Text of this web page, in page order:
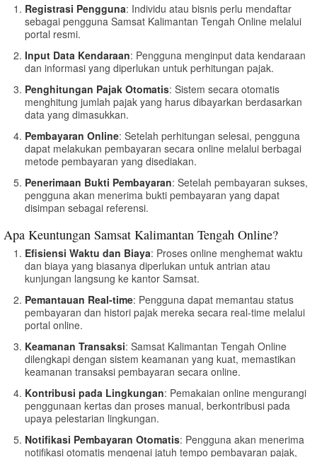
Registrasi Pengguna: Individu atau bisnis perlu mendaftar
sebagai pengguna Samsat Kalimantan Tengah Online melalui
portal resmi.
Input Data Kendaraan: Pengguna menginput data kendaraan
dan informasi yang diperlukan untuk perhitungan pajak.
Penghitungan Pajak Otomatis: Sistem secara otomatis
menghitung jumlah pajak yang harus dibayarkan berdasarkan
data yang dimasukkan.
Pembayaran Online: Setelah perhitungan selesai, pengguna
dapat melakukan pembayaran secara online melalui berbagai
metode pembayaran yang disediakan.
Penerimaan Bukti Pembayaran: Setelah pembayaran sukses,
pengguna akan menerima bukti pembayaran yang dapat
disimpan sebagai referensi.
Apa Keuntungan Samsat Kalimantan Tengah Online?
Efisiensi Waktu dan Biaya: Proses online menghemat waktu
dan biaya yang biasanya diperlukan untuk antrian atau
kunjungan langsung ke kantor Samsat.
Pemantauan Real-time: Pengguna dapat memantau status
pembayaran dan histori pajak mereka secara real-time melalui
portal online.
Keamanan Transaksi: Samsat Kalimantan Tengah Online
dilengkapi dengan sistem keamanan yang kuat, memastikan
keamanan transaksi pembayaran secara online.
Kontribusi pada Lingkungan: Pemakaian online mengurangi
penggunaan kertas dan proses manual, berkontribusi pada
upaya pelestarian lingkungan.
Notifikasi Pembayaran Otomatis: Pengguna akan menerima
notifikasi otomatis mengenai jatuh tempo pembayaran pajak,